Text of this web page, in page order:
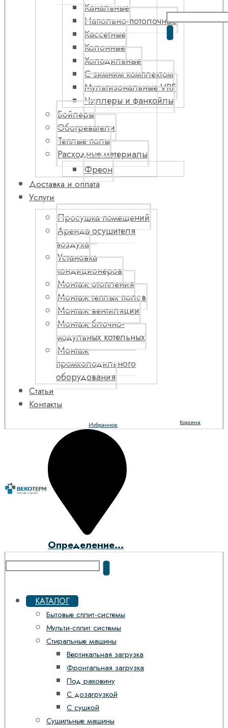
Канальные
Напольно-потолочные
Кассетные
Колонные
Холодильные
С зимним комплектом
Мультизональные VRF
Чиллеры и фанкойлы
Бойлеры
Обогреватели
Теплые полы
Расходные материалы
Фреон
Доставка и оплата
Услуги
Просушка помещений
Аренда осушителя
воздуха
Установка
кондиционеров
Монтаж отопления
Монтаж теплых полов
Монтаж вентиляции
Монтаж блочно-
модульных котельных
Монтаж
промхолодильного
оборудования
Статьи
Контакты
Корзина
Избранное
Определение...
КАТАЛОГ
Бытовые сплит-системы
Мульти-сплит системы
Стиральные машины
Вертикальная загрузка
Фронтальная загрузка
Под раковину
С дозагрузкой
С сушкой
Сушильные машины